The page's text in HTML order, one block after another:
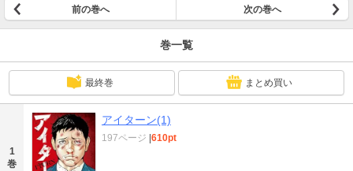
前の巻へ 次の巻へ
巻一覧
最終巻 まとめ買い
1
巻
アイターン(1)
197ページ 610pt